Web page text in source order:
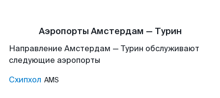
Аэропорты Амстердам — Турин
Направление Амстердам — Турин обслуживают
следующие аэропорты
Схипхол AMS